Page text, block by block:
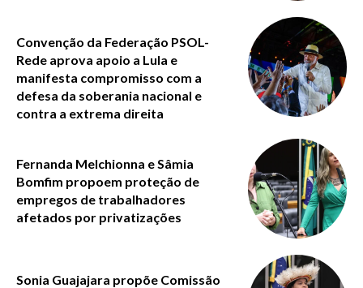
Convenção da Federação PSOL-
Rede aprova apoio a Lula e
manifesta compromisso com a
defesa da soberania nacional e
contra a extrema direita
Fernanda Melchionna e Sâmia
Bomfim propoem proteção de
empregos de trabalhadores
afetados por privatizações
Sonia Guajajara propõe Comissão